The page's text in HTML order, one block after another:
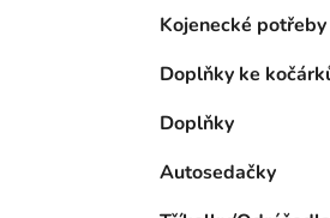
Kojenecké potřeby
Doplňky ke
Doplňky
Autosedačky